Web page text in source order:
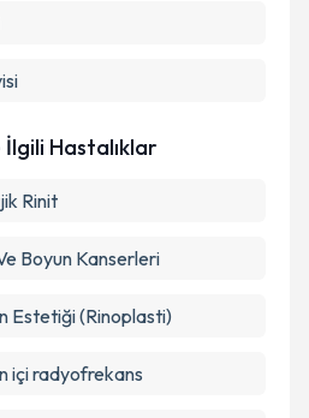
Hastalıklar
Rinit
Boyun Kanserleri
Estetiği (Rinoplasti)
içi radyofrekans